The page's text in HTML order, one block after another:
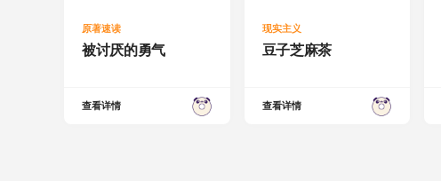
原著速读
被讨厌的勇气
查看详情
现实主义
豆子芝麻茶
查看详情